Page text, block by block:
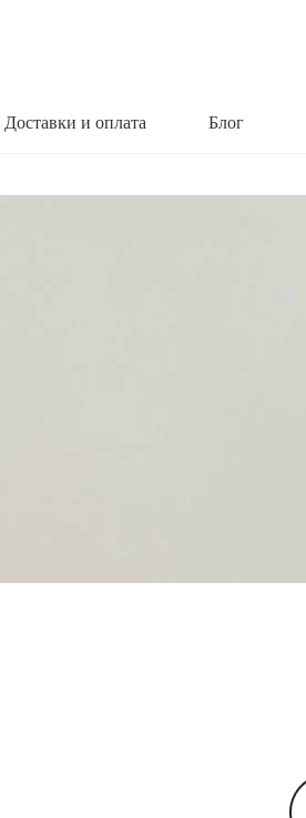
Доставки и оплата Блог